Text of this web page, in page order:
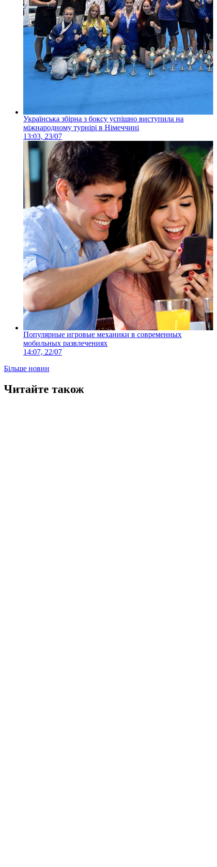
Українська збірна з боксу успішно виступила на
міжнародному турнірі в Німеччині
13:03, 23/07
Популярные игровые механики в современных
мобильных развлечениях
14:07, 22/07
Більше новин
Читайте також